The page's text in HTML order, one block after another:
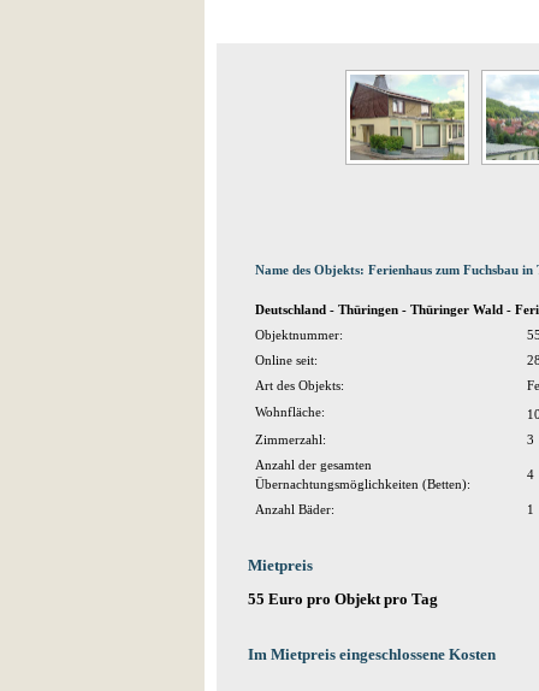
Name des Objekts: Ferienhaus zum Fuchsbau in
Deutschland - Thüringen - Thüringer Wald -
Objektnummer:
Online seit:
Art des Objekts:
Wohnfläche:
Zimmerzahl:
3
Anzahl der gesamten
Übernachtungsmöglichkeiten (Betten):
4
Anzahl Bäder: 1
Mietpreis
55 Euro pro Objekt pro Tag
Im Mietpreis eingeschlossene Kosten